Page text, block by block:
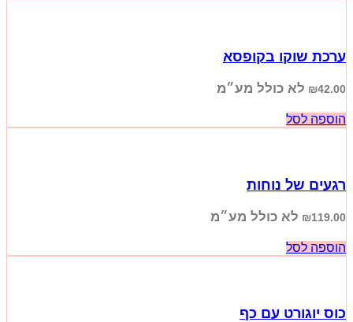
ערכת שוקו בקופסא
₪42.00 לא כולל מע״מ
הוספה לסל
רגעים של נוחות
₪119.00 לא כולל מע״מ
הוספה לסל
כוס יוגורט עם כף